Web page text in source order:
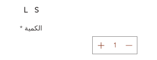
S
L
الكمية *